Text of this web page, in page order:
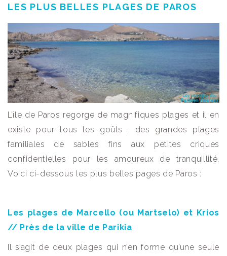
LES PLUS BELLES PLAGES DE PAROS
L’île de Paros regorge de magnifiques plages et il en
existe pour tous les goûts : des grandes plages
familiales de sables fins aux petites criques
confidentielles pour les amoureux de tranquillité.
Voici ci-dessous les plus belles pages de Paros :
Les plages de Marcello (ou Martselo) et Krios
// Près de la ville de Parikia
Il s’agit de deux plages qui n’en forme qu’une seule